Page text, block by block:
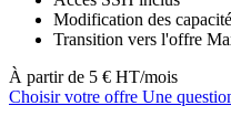
Modification des
Transition vers l'offre
À partir de 5 € HT/mois
Choisir votre offre Une